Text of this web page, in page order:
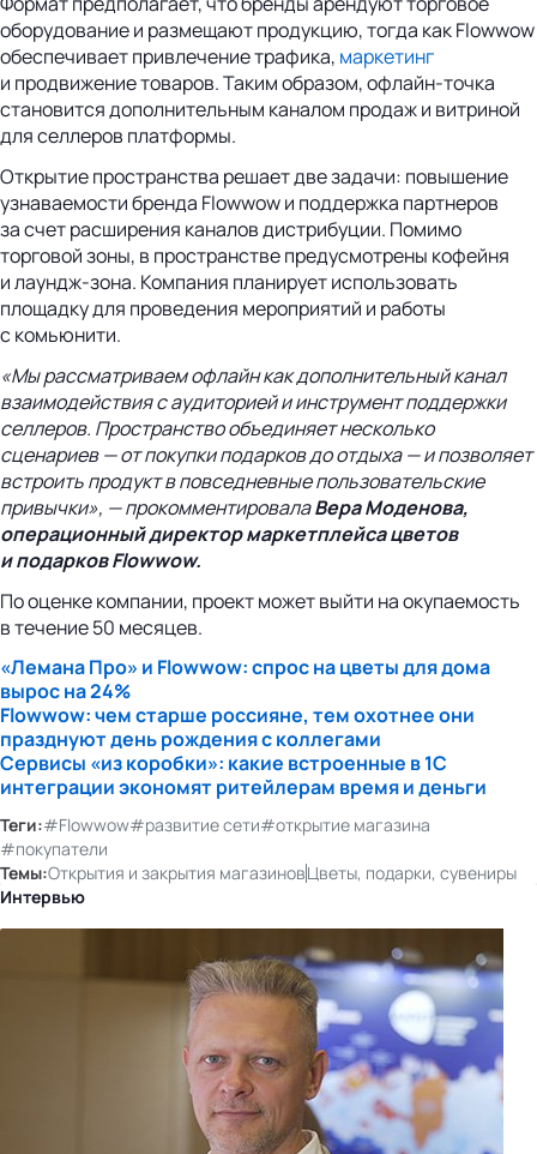
оборудование и размещают продукцию, тогда как Flowwow
обеспечивает привлечение трафика, маркетинг
и продвижение товаров. Таким образом, офлайн-точка
становится дополнительным каналом продаж и витриной
для селлеров платформы.
Открытие пространства решает две задачи: повышение
узнаваемости бренда Flowwow и поддержка партнеров
за счет расширения каналов дистрибуции. Помимо
торговой зоны, в пространстве предусмотрены кофейня
и лаундж-зона. Компания планирует использовать
площадку для проведения мероприятий и работы
с комьюнити.
«Мы рассматриваем офлайн как дополнительный канал
взаимодействия с аудиторией и инструмент поддержки
селлеров. Пространство объединяет несколько
сценариев — от покупки подарков до отдыха — и позволяет
встроить продукт в повседневные пользовательские
привычки», — прокомментировалаВера Моденова,
операционный директор маркетплейса цветов
и подарков Flowwow.
По оценке компании, проект может выйти на окупаемость
в течение 50 месяцев.
«Лемана Про» и Flowwow: спрос на цветы для дома
вырос на 24%
Flowwow: чем старше россияне, тем охотнее они
празднуют день рождения с коллегами
Сервисы «из коробки»: какие встроенные в 1С
интеграции экономят ритейлерам время и деньги
Теги:#Flowwow#развитие сети#открытие магазина
#покупатели
Темы:Открытия и закрытия магазиновЦветы, подарки, сувениры
Интервью